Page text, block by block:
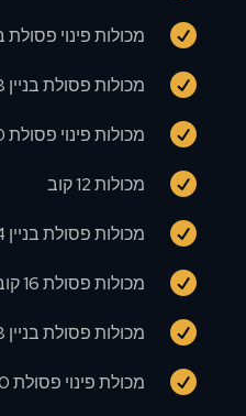
 מכולות פינוי פסולת בניין
 מכולות פסולת בניין 8 קוב
 מכולות פינוי פסולת 10 קוב
 מכולות 12 קוב
 מכולות פסולת בניין 14 קוב
 מכולות פסולת 16 קוב
 מכולות פסולת בניין 18 קוב
 מכולת פינוי פסולת 20 קוב